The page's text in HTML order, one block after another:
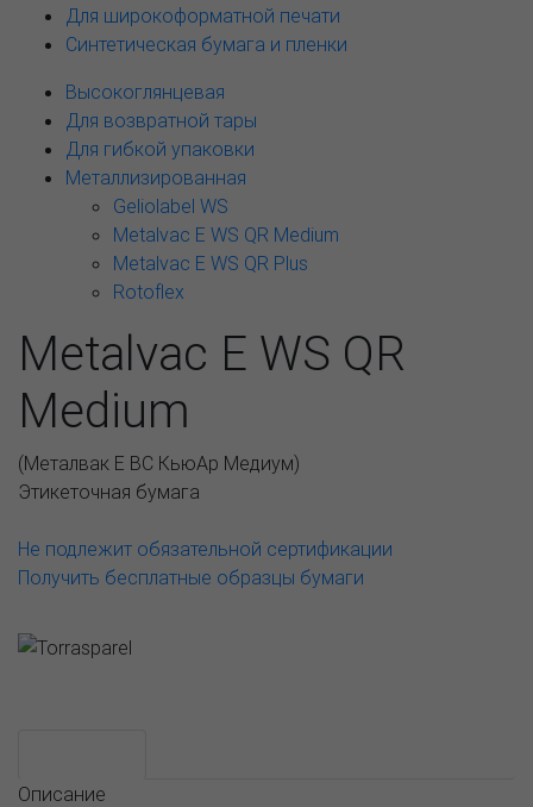
Для широкоформатной печати
Синтетическая бумага и пленки
Высокоглянцевая
Для возвратной тары
Для гибкой упаковки
Металлизированная
Geliolabel WS
Metalvac E WS QR Medium
Metalvac E WS QR Plus
Rotoflex
Metalvac E WS QR
Medium
(Металвак Е ВС КьюАр Медиум)
Этикеточная бумага
Не подлежит обязательной сертификации
Получить бесплатные образцы бумаги
Описание